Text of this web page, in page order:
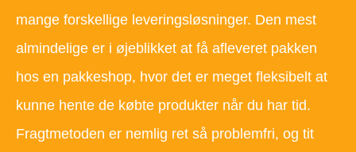
mange forskellige leveringsløsninger. Den mest
almindelige er i øjeblikket at få afleveret pakken
hos en pakkeshop, hvor det er meget fleksibelt at
kunne hente de købte produkter når du har tid.
Fragtmetoden er nemlig ret så problemfri, og tit